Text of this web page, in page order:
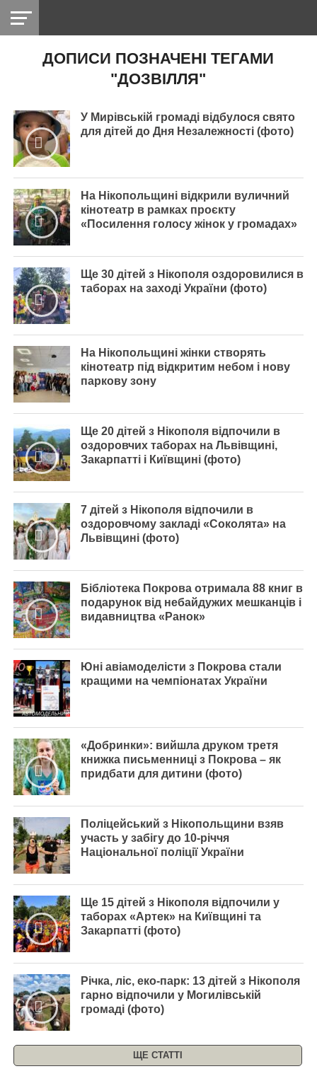
НІКОПОЛЬ
РАДІО
ДОПИСИ ПОЗНАЧЕНІ ТЕГАМИ
"ДОЗВІЛЛЯ"
У Мирівській громаді відбулося свято
для дітей до Дня Незалежності (фото)
На Нікопольщині відкрили вуличний
кінотеатр в рамках проєкту
«Посилення голосу жінок у громадах»
Ще 30 дітей з Нікополя оздоровилися в
таборах на заході України (фото)
На Нікопольщині жінки створять
кінотеатр під відкритим небом і нову
паркову зону
Ще 20 дітей з Нікополя відпочили в
оздоровчих таборах на Львівщині,
Закарпатті і Київщині (фото)
7 дітей з Нікополя відпочили в
оздоровчому закладі «Соколята» на
Львівщині (фото)
Бібліотека Покрова отримала 88 книг в
подарунок від небайдужих мешканців і
видавництва «Ранок»
Юні авіамоделісти з Покрова стали
кращими на чемпіонатах України
«Добринки»: вийшла друком третя
книжка письменниці з Покрова – як
придбати для дитини (фото)
Поліцейський з Нікопольщини взяв
участь у забігу до 10-річчя
Національної поліції України
Ще 15 дітей з Нікополя відпочили у
таборах «Артек» на Київщині та
Закарпатті (фото)
Річка, ліс, еко-парк: 13 дітей з Нікополя
гарно відпочили у Могилівській
громаді (фото)
ЩЕ СТАТТІ